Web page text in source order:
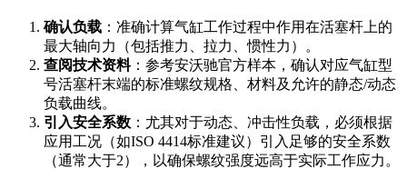
确认负载 ：准确计算气缸工作过程中作用在活塞杆上的
最大轴向力（包括推力、拉力、惯性力）。
查阅技术资料：参考安沃驰官方样本，确认对应气缸型
号活塞杆末端的标准螺纹规格、材料及允许的静态/动态
负载曲线。
引入安全系数 ：尤其对于动态、冲击性负载，必须根据
应用工况（如ISO 4414标准建议）引入足够的安全系数
（通常大于2），以确保螺纹强度远高于实际工作应力。